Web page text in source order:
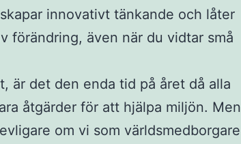
innovativt tänkande och låter
förändring, även när du vidtar små
är det den enda tid på året då alla
åtgärder för att hjälpa miljön. Men
om vi som världsmedborgare